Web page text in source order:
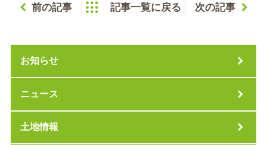
前の記事 記事一覧に戻る 次の記事
お知らせ
ニュース
土地情報